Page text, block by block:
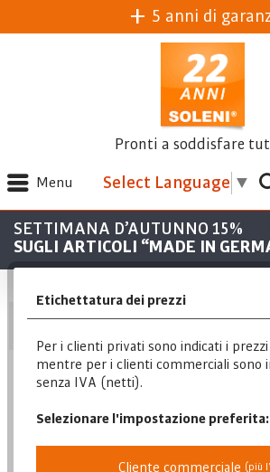
5 anni di
Pronti a soddisfare
Select Language ▼
Menu
SETTIMANA D’AUTUNNO 15%
SUGLI ARTICOLI “MADE IN
Posizione
Posizione
Data di pubblicazione
Prezzo più basso
Etichettatura dei prezzi
Per i clienti privati sono indicati i
mentre per i clienti commerciali sono
senza IVA (netti).
Selezionare l'impostazione preferita:
Cliente commerciale (più